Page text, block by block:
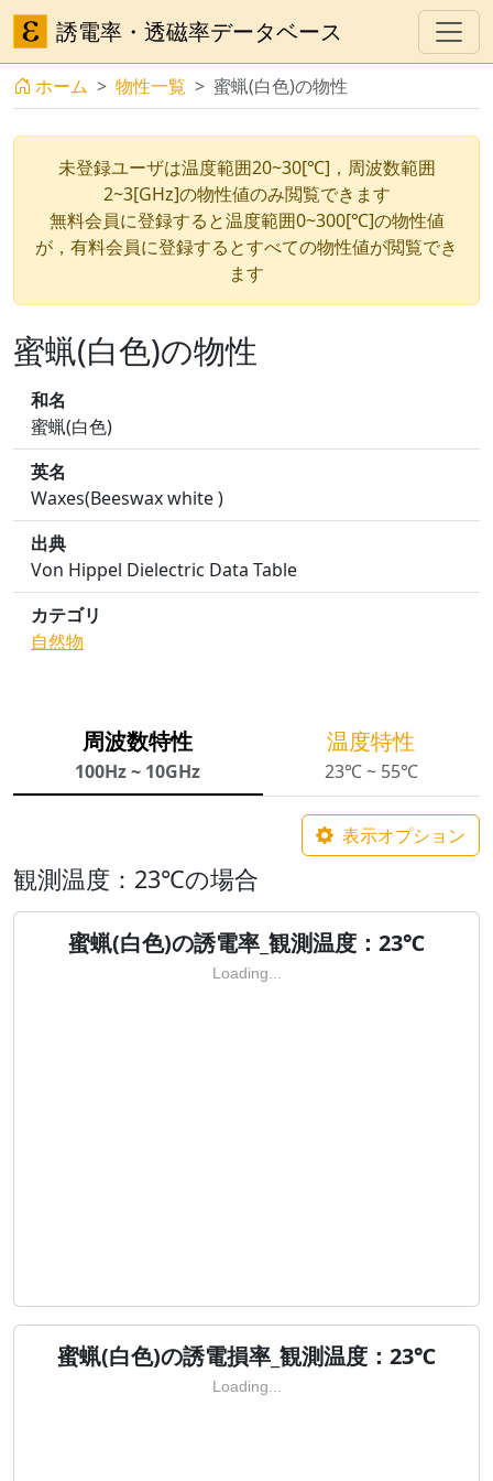
誘電率・透磁率データベース
ホーム 物性一覧 蜜蝋(白色)の物性
未登録ユーザは温度範囲20~30[℃]，周波数範囲
2~3[GHz]の物性値のみ閲覧できます
無料会員に登録すると温度範囲0~300[℃]の物性値
が，有料会員に登録するとすべての物性値が閲覧でき
ます
蜜蝋(白色)の物性
和名
蜜蝋(白色)
英名
Waxes(Beeswax white )
出典
Von Hippel Dielectric Data Table
カテゴリ
自然物
周波数特性
100Hz ~ 10GHz
温度特性
23℃ ~ 55℃
表示オプション
観測温度：23℃の場合
蜜蝋(白色)の誘電率_観測温度：23℃
Loading...
蜜蝋(白色)の誘電損率_観測温度：23℃
Loading...